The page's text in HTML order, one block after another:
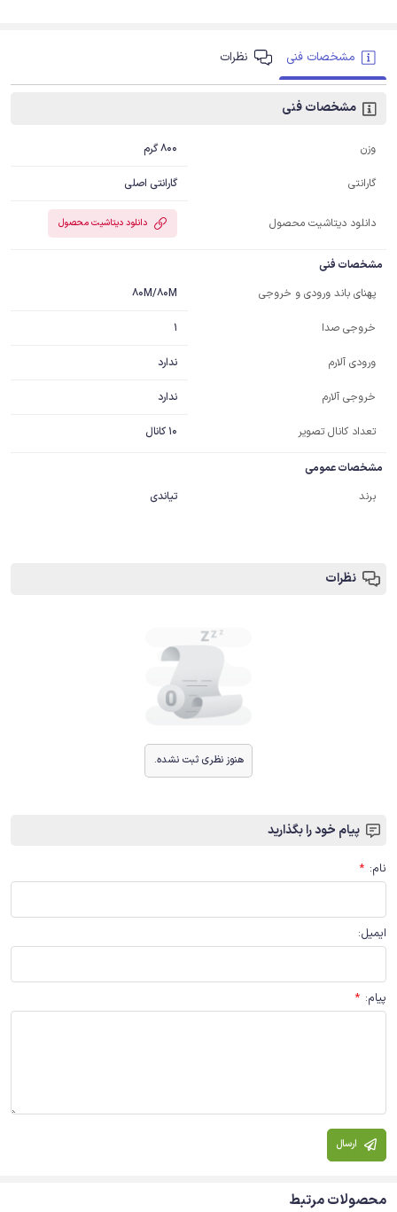
مشخصات فنی نظرات
مشخصات فنی
وزن 800 گرم
گارانتی گارانتی اصلی
دانلود دیتاشیت محصول دانلود دیتاشیت محصول
مشخصات فنی
پهنای باند ورودی و خروجی
80M/80M
خروجی صدا 1
ورودی آلارم ندارد
خروجی آلارم ندارد
تعداد کانال تصویر 10 کانال
مشخصات عمومی
برند
تیاندی
نظرات
هنوز نظری ثبت نشده.
پیام خود را بگذارید
نام:
*
ایمیل:
پیام:
*
ارسال
محصولات مرتبط